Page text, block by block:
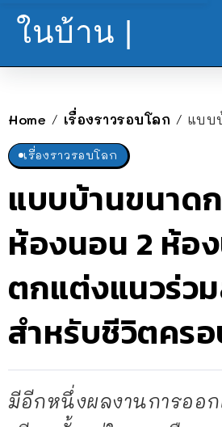
ในบ้าน |
Home / เรื่องราวรอบโลก / แบบบ้านขนาดกล
เรื่องราวรอบโลก
แบบบ้านขนาด
ห้องนอน 2 ห้อ
ตกแต่งแนวร่ว
สำหรับชีวิตคร
มีอีกหนึ่งผลงานการออ